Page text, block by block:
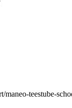
teestube-